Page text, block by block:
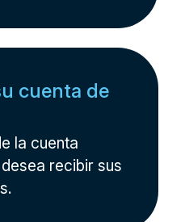
cuenta de
la cuenta
recibir sus